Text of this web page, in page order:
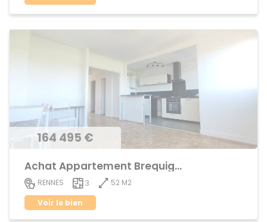
164 495 €
Achat Appartement Brequigny
RENNES 3
52 M2
Voir le bien